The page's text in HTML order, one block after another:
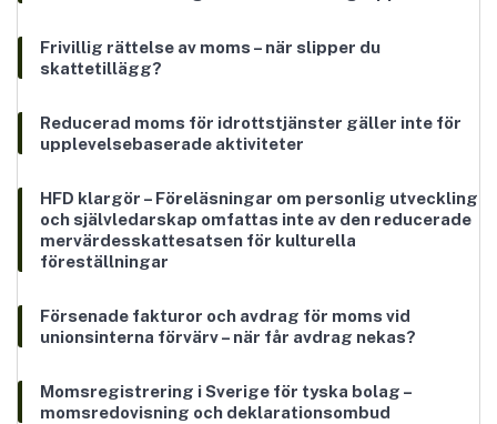
Frivillig rättelse av moms – när slipper du
skattetillägg?
Reducerad moms för idrottstjänster gäller inte för
upplevelsebaserade aktiviteter
HFD klargör – Föreläsningar om personlig utveckling
och självledarskap omfattas inte av den reducerade
mervärdesskattesatsen för kulturella
föreställningar
Försenade fakturor och avdrag för moms vid
unionsinterna förvärv – när får avdrag nekas?
Momsregistrering i Sverige för tyska bolag –
momsredovisning och deklarationsombud